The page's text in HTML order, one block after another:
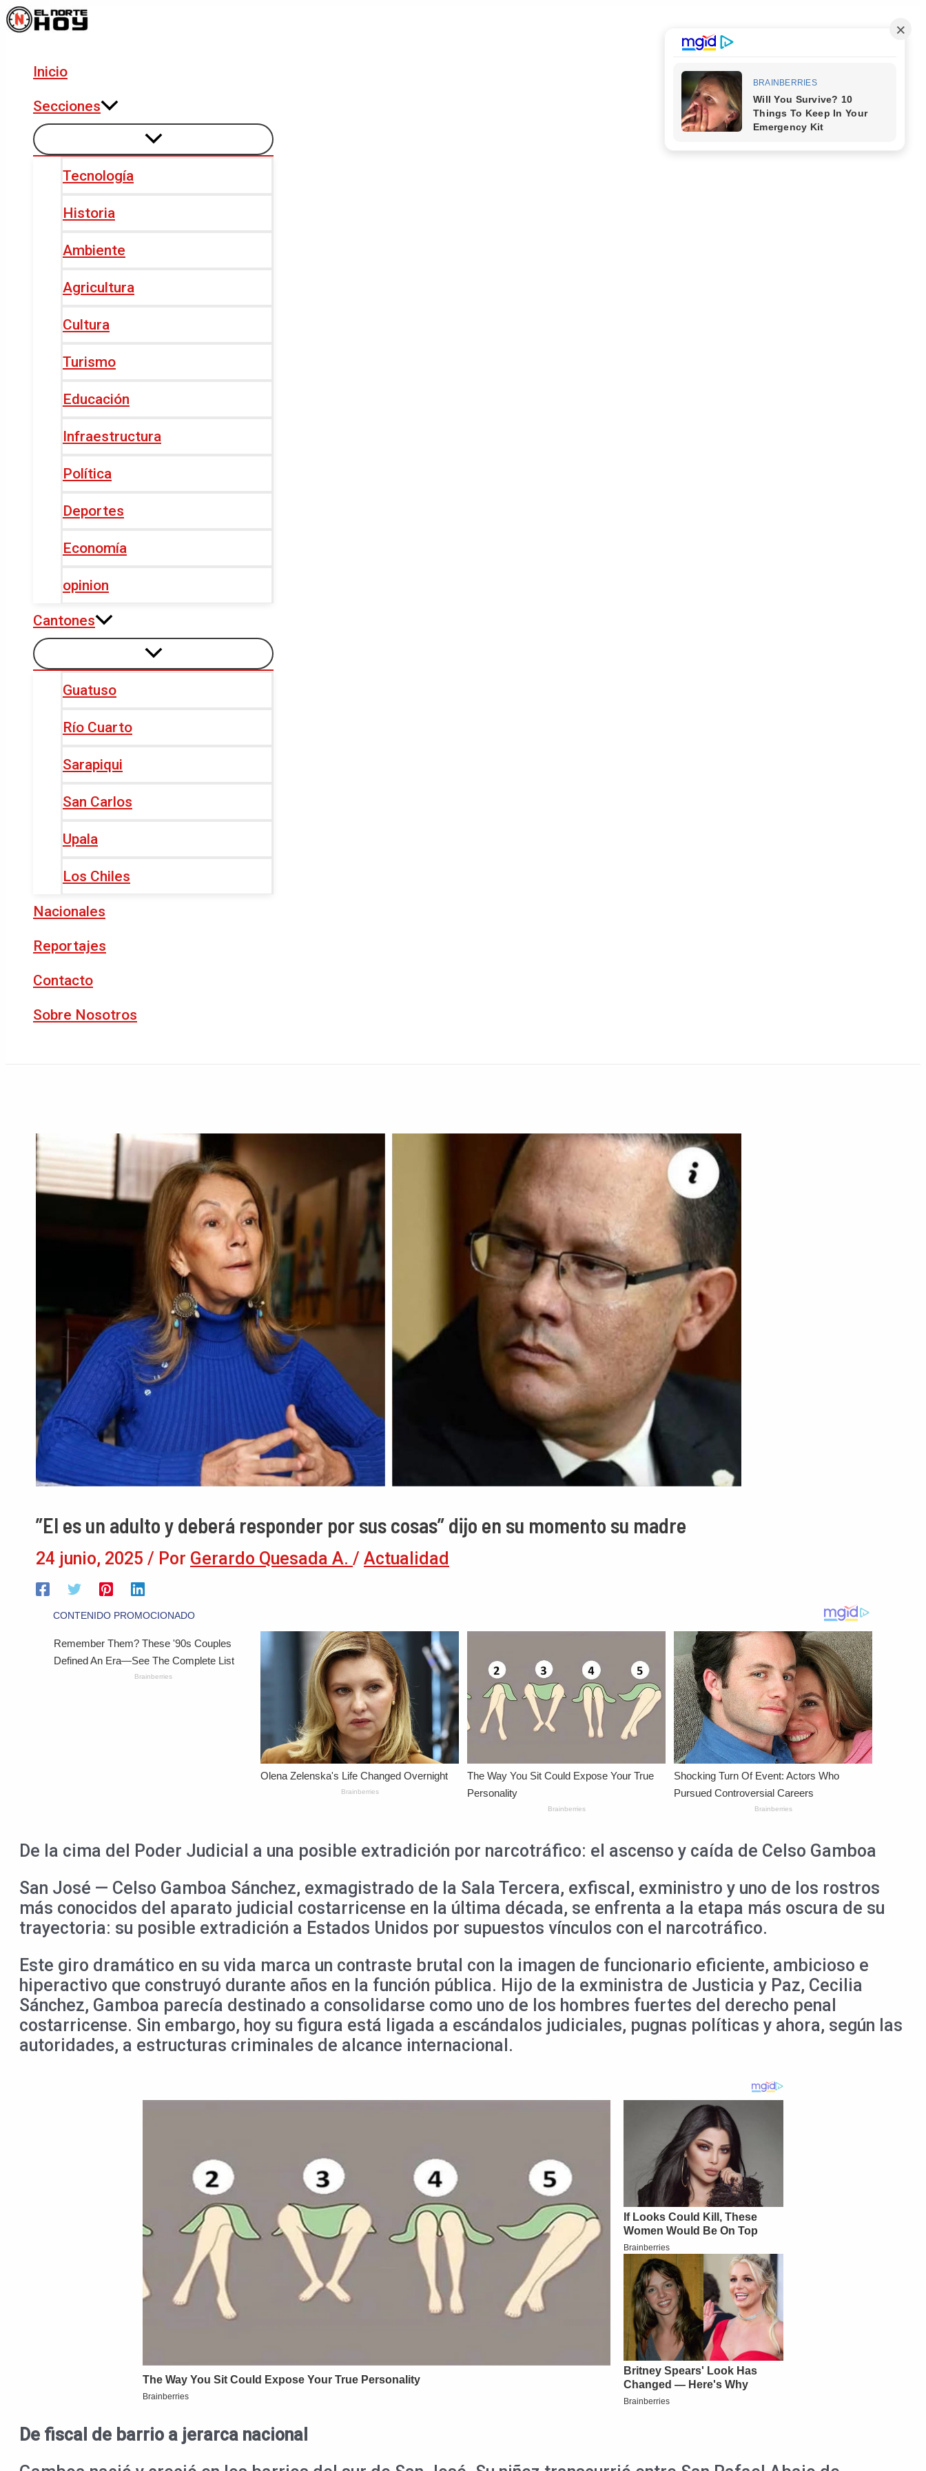
Ir
al
Inicio
Secciones
Tecnología
Historia
Ambiente
Agricultura
Cultura
Turismo
Educación
Infraestructura
Política
Deportes
Economía
opinion
Cantones
Guatuso
Río Cuarto
Sarapiqui
San Carlos
Upala
Los Chiles
Nacionales
Reportajes
Contacto
Sobre Nosotros
”El es un adulto y deberá responder por sus cosas” dijo en su momento su madre
24 junio, 2025 / Por Gerardo Quesada A. / Actualidad
De la cima del Poder Judicial a una posible extradición por narcotráfico: el ascenso y caída de Celso Gamboa
San José — Celso Gamboa Sánchez, exmagistrado de la Sala Tercera, exfiscal, exministro y uno de los rostros
más conocidos del aparato judicial costarricense en la última década, se enfrenta a la etapa más oscura de su
trayectoria: su posible extradición a Estados Unidos por supuestos vínculos con el narcotráfico.
Este giro dramático en su vida marca un contraste brutal con la imagen de funcionario eficiente, ambicioso e
hiperactivo que construyó durante años en la función pública. Hijo de la exministra de Justicia y Paz, Cecilia
Sánchez, Gamboa parecía destinado a consolidarse como uno de los hombres fuertes del derecho penal
costarricense. Sin embargo, hoy su figura está ligada a escándalos judiciales, pugnas políticas y ahora, según las
autoridades, a estructuras criminales de alcance internacional.
De fiscal de barrio a jerarca nacional
Navegación
de